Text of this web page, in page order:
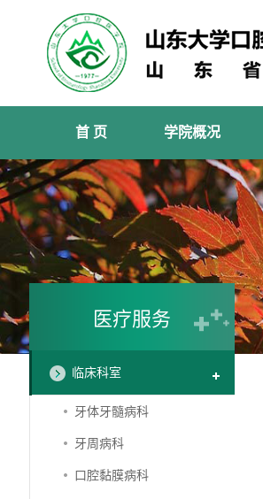
首 页 学院概况
医疗服务
临床科室
牙体牙髓病科
牙周病科
口腔黏膜病科